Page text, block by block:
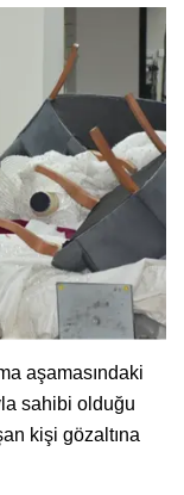
aşamasındaki
sahibi olduğu
kişi gözaltına